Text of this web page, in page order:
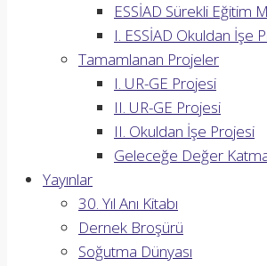
ESSİAD Sürekli Eğitim
I. ESSİAD Okuldan İşe
Tamamlanan Projeler
I. UR-GE Projesi
II. UR-GE Projesi
II. Okuldan İşe Projesi
Geleceğe Değer
Yayınlar
30. Yıl Anı Kitabı
Dernek Broşürü
Soğutma Dünyası